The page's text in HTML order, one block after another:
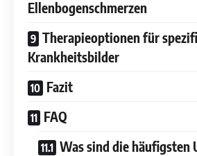
Ellenbogenschmerzen
Therapieoptionen für
Krankheitsbilder
Fazit
FAQ
Was sind die häufigsten